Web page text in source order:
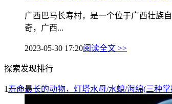
广西巴马长寿村，是一个位于广西壮族
奇，广西...
2023-05-30 17:20阅读全文 >>
探索发现排行
1寿命最长的动物，灯塔水母/水螅/海绵(三种